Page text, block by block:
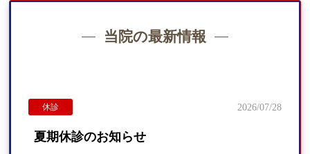
当院の最新情報
夏期休診のお知らせ
休診 2026/07/28